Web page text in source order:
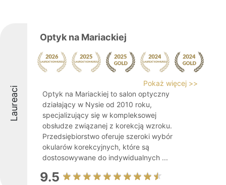
Laureaci
Optyk na Mariackiej
Pokaż więcej >>
Optyk na Mariackiej to salon optyczny
działający w Nysie od 2010 roku,
specjalizujący się w kompleksowej
obsłudze związanej z korekcją wzroku.
Przedsiębiorstwo oferuje szeroki wybór
okularów korekcyjnych, które są
dostosowywane do indywidualnych ...
9.5